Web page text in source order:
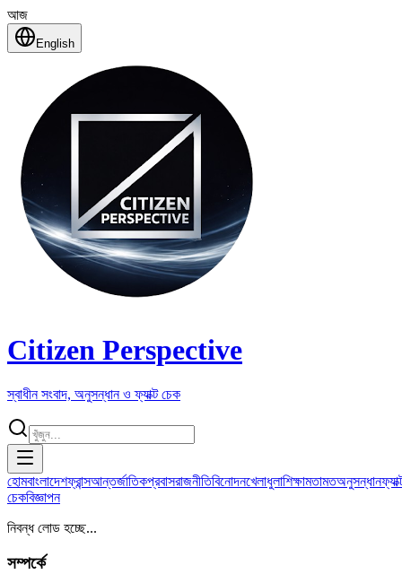
আজ
English
Citizen Perspective
স্বাধীন সংবাদ, অনুসন্ধান ও ফ্যাক্ট চেক
হোমবাংলাদেশফ্রান্সআন্তর্জাতিকপ্রবাসরাজনীতিবিনোদনখেলাধুলাশিক্ষামতামতঅনুসন্ধান
চেকবিজ্ঞাপন
নিবন্ধ লোড হচ্ছে...
সম্পর্কে